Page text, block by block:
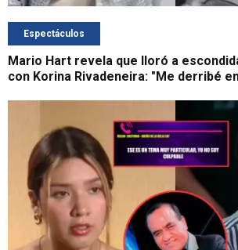
Espectáculos
Mario Hart revela que lloró a
con Korina Rivadeneira: "Me derribé